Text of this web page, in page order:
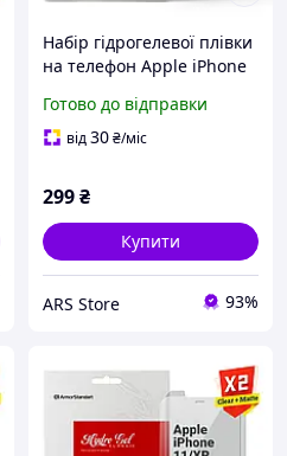
Набір гідрогелевої плівки
на телефон Apple iPhone
прозора, матова, Clear +
Matte
Готово до відправки
від30₴/міс
299₴
Купити
ARS Store 93%